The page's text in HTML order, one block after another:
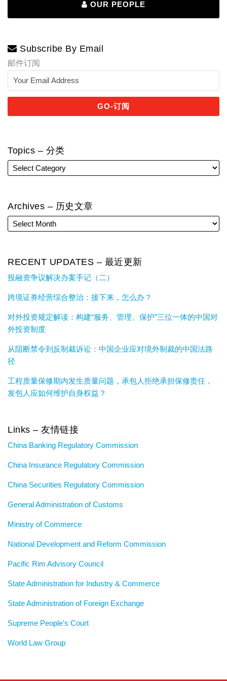
OUR PEOPLE
Subscribe By Email
邮件订阅
Topics – 分类
Archives – 历史文章
RECENT UPDATES – 最近更新
投融资争议解决办案手记（二）
跨境证券经营综合整治：接下来，怎么办？
对外投资规定解读：构建“服务、管理、保护”三位一体的中国对
外投资制度
从阻断禁令到反制裁诉讼：中国企业应对境外制裁的中国法路
径
工程质量保修期内发生质量问题，承包人拒绝承担保修责任，
发包人应如何维护自身权益？
Links – 友情链接
China Banking Regulatory Commission
China Insurance Regulatory Commission
China Securities Regulatory Commission
General Administration of Customs
Ministry of Commerce
National Development and Reform Commission
Pacific Rim Advisory Council
State Administration for Industry & Commerce
State Administration of Foreign Exchange
Supreme People’s Court
World Law Group